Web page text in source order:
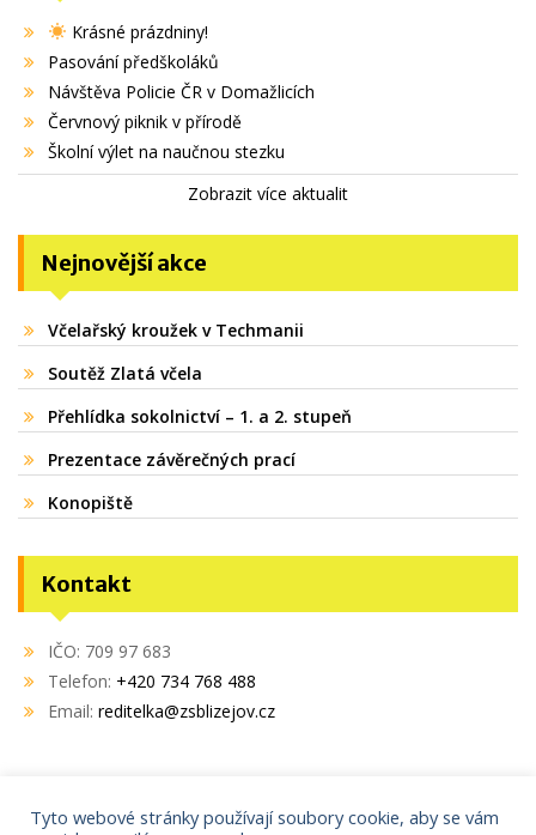
Krásné prázdniny!
Pasování předškoláků
Návštěva Policie ČR v Domažlicích
Červnový piknik v přírodě
Školní výlet na naučnou stezku
Zobrazit více aktualit
Nejnovější akce
Včelařský kroužek v Techmanii
Soutěž Zlatá včela
Přehlídka sokolnictví – 1. a 2. stupeň
Prezentace závěrečných prací
Konopiště
Kontakt
IČO: 709 97 683
Telefon: +420 734 768 488
Email: reditelka@zsblizejov.cz
Tyto webové stránky používají soubory cookie, aby se vám